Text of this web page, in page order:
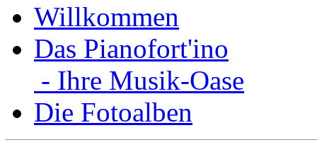
Willkommen
Das Pianofort'ino
- Ihre Musik-Oase
Die Fotoalben